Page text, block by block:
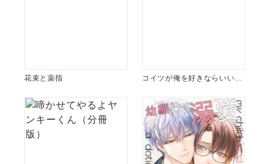
花束と薬指
コイツが俺を好きならいいの
ミックス版】